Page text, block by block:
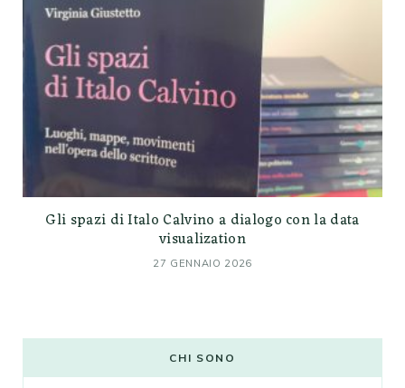
Gli spazi di Italo Calvino a dialogo con la data
visualization
27 GENNAIO 2026
CHI SONO